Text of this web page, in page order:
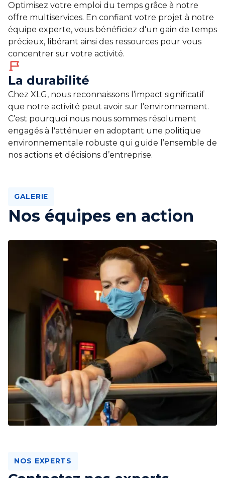
Optimisez votre emploi du temps grâce à notre
offre multiservices. En confiant votre projet à notre
équipe experte, vous bénéficiez d'un gain de temps
précieux, libérant ainsi des ressources pour vous
concentrer sur votre activité.
La durabilité
Chez XLG, nous reconnaissons l’impact significatif
que notre activité peut avoir sur l’environnement.
C’est pourquoi nous nous sommes résolument
engagés à l'atténuer en adoptant une politique
environnementale robuste qui guide l’ensemble de
nos actions et décisions d’entreprise.
GALERIE
Nos équipes en action
NOS EXPERTS